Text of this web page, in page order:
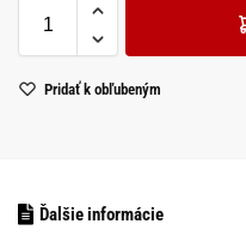
Pridať k obľubeným
Ďalšie informácie